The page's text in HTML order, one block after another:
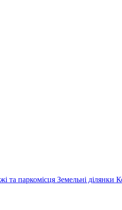
та паркомісця Земельні ділянки